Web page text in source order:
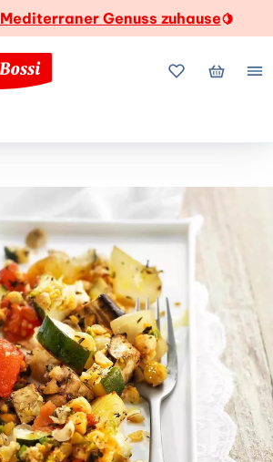
Mediterraner Genuss zuhause🍋
MeineMein